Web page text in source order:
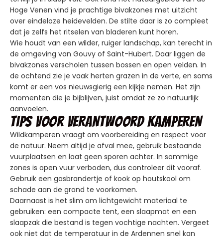
Hoge Venen vind je prachtige bivakzones met uitzicht
over eindeloze heidevelden. De stilte daar is zo compleet
dat je zelfs het ritselen van bladeren kunt horen.
Wie houdt van een wilder, ruiger landschap, kan terecht in
de omgeving van Gouvy of Saint-Hubert. Daar liggen de
bivakzones verscholen tussen bossen en open velden. In
de ochtend zie je vaak herten grazen in de verte, en soms
komt er een vos nieuwsgierig een kijkje nemen. Het zijn
momenten die je bijblijven, juist omdat ze zo natuurlijk
aanvoelen.
Tips voor verantwoord kamperen
Wildkamperen vraagt om voorbereiding en respect voor
de natuur. Neem altijd je afval mee, gebruik bestaande
vuurplaatsen en laat geen sporen achter. In sommige
zones is open vuur verboden, dus controleer dit vooraf.
Gebruik een gasbrandertje of kook op houtskool om
schade aan de grond te voorkomen.
Daarnaast is het slim om lichtgewicht materiaal te
gebruiken: een compacte tent, een slaapmat en een
slaapzak die bestand is tegen vochtige nachten. Vergeet
ook niet dat de temperatuur in de Ardennen snel kan